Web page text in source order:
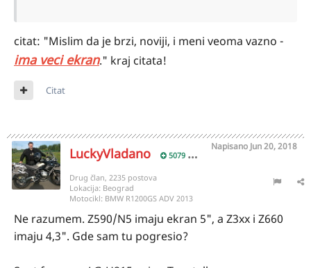
citat: "Mislim da je brzi, noviji, i meni veoma vazno -
ima veci ekran." kraj citata!
Citat
LuckyVladano 5079
Napisano Jun 20, 2018
Drug član, 2235 postova
Lokacija: Beograd
Motocikl: BMW R1200GS ADV 2013
Ne razumem. Z590/N5 imaju ekran 5", a Z3xx i Z660
imaju 4,3". Gde sam tu pogresio?